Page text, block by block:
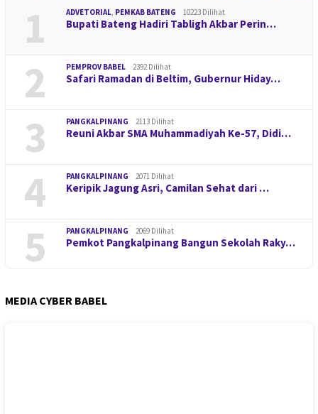
1 ADVETORIAL, PEMKAB BATENG 10223 Dilihat
Bupati Bateng Hadiri Tabligh Akbar Perin…
2 PEMPROV BABEL 2392 Dilihat
Safari Ramadan di Beltim, Gubernur Hiday…
3 PANGKALPINANG 2113 Dilihat
Reuni Akbar SMA Muhammadiyah Ke-57, Didi…
4 PANGKALPINANG 2071 Dilihat
Keripik Jagung Asri, Camilan Sehat dari …
5 PANGKALPINANG 2069 Dilihat
Pemkot Pangkalpinang Bangun Sekolah Raky…
MEDIA CYBER BABEL